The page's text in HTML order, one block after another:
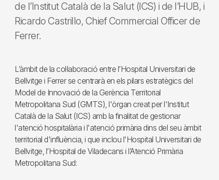
de l’Institut Català de la Salut (ICS) i de l’HUB, i
Ricardo Castrillo, Chief Commercial Officer de
Ferrer.
L’àmbit de la col·laboració entre l’Hospital Universitari de
Bellvitge i Ferrer se centrarà en els pilars estratègics del
Model de Innovació de la Gerència Territorial
Metropolitana Sud (GMTS), l'òrgan creat per l'Institut
Català de la Salut (ICS) amb la finalitat de gestionar
l'atenció hospitalària i l'atenció primària dins del seu àmbit
territorial d'influència, i que inclou l'Hospital Universitari de
Bellvitge, l’Hospital de Viladecans i l’Atenció Primària
Metropolitana Sud: